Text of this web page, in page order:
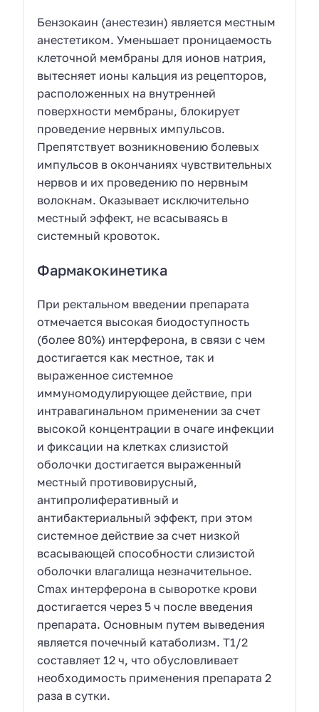
Бензокаин (анестезин) является местным
анестетиком. Уменьшает проницаемость
клеточной мембраны для ионов натрия,
вытесняет ионы кальция из рецепторов,
расположенных на внутренней
поверхности мембраны, блокирует
проведение нервных импульсов.
Препятствует возникновению болевых
импульсов в окончаниях чувствительных
нервов и их проведению по нервным
волокнам. Оказывает исключительно
местный эффект, не всасываясь в
системный кровоток.
Фармакокинетика
При ректальном введении препарата
отмечается высокая биодоступность
(более 80%) интерферона, в связи с чем
достигается как местное, так и
выраженное системное
иммуномодулирующее действие, при
интравагинальном применении за счет
высокой концентрации в очаге инфекции
и фиксации на клетках слизистой
оболочки достигается выраженный
местный противовирусный,
антипролиферативный и
антибактериальный эффект, при этом
системное действие за счет низкой
всасывающей способности слизистой
оболочки влагалища незначительное.
Cmax интерферона в сыворотке крови
достигается через 5 ч после введения
препарата. Основным путем выведения
является почечный катаболизм. T1/2
составляет 12 ч, что обусловливает
необходимость применения препарата 2
раза в сутки.